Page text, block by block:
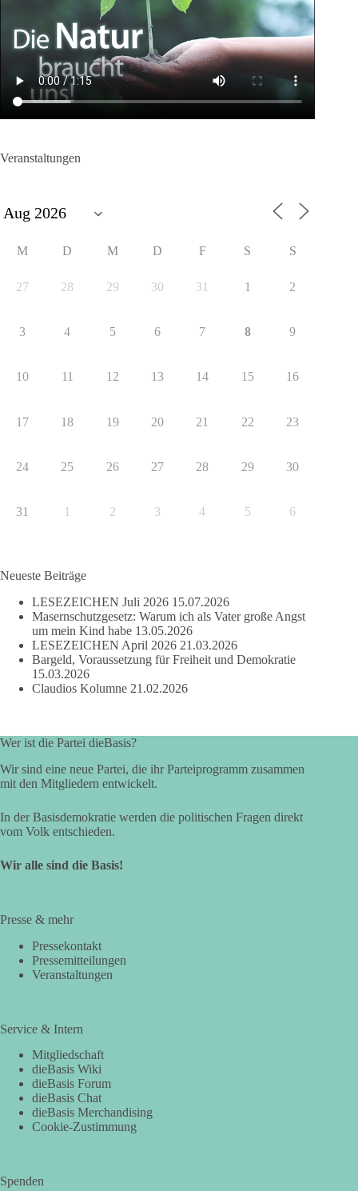
Veranstaltungen
M D M D F S S
27 28 29 30 31 1 2
3 4 5 6 7 8 9
10 11 12 13 14 15 16
17 18 19 20 21 22 23
24 25 26 27 28 29 30
31 1 2 3 4 5 6
Neueste Beiträge
LESEZEICHEN Juli 2026 15.07.2026
Masernschutzgesetz: Warum ich als Vater große Angst
um mein Kind habe 13.05.2026
LESEZEICHEN April 2026 21.03.2026
Bargeld, Voraussetzung für Freiheit und Demokratie
15.03.2026
Claudios Kolumne 21.02.2026
Wer ist die Partei dieBasis?
Wir sind eine neue Partei, die ihr Parteiprogramm zusammen
mit den Mitgliedern entwickelt.
In der Basisdemokratie werden die politischen Fragen direkt
vom Volk entschieden.
Wir alle sind die Basis!
Presse & mehr
Pressekontakt
Pressemitteilungen
Veranstaltungen
Service & Intern
Mitgliedschaft
dieBasis Wiki
dieBasis Forum
dieBasis Chat
dieBasis Merchandising
Cookie-Zustimmung
Spenden